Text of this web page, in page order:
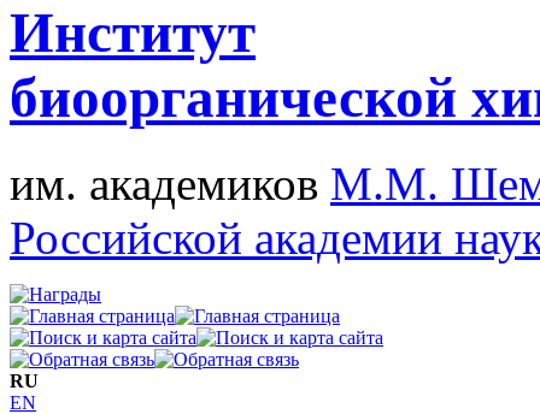
Институт
биоорганической
им. академиков М.М.
Российской академии
RU
EN